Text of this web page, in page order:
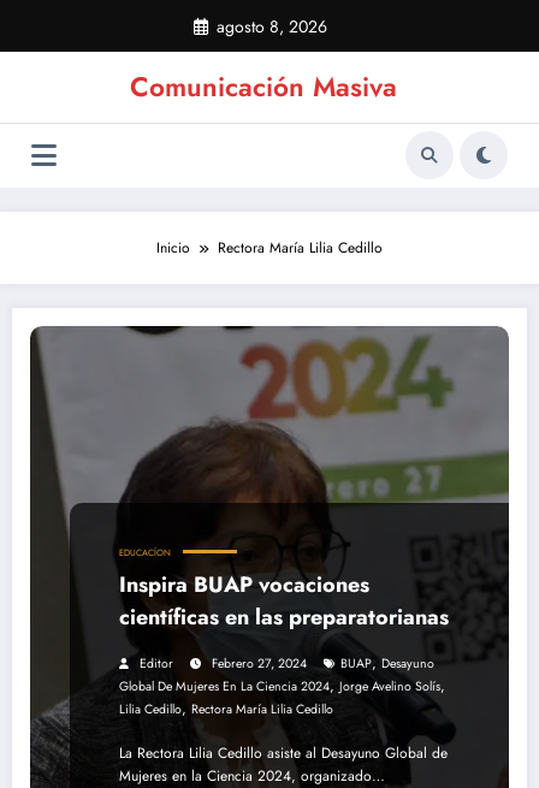
contenido
agosto 8, 2026
Comunicación Masiva
Inicio Rectora María Lilia Cedillo
EDUCACÍON
Inspira BUAP vocaciones
científicas en las preparatorianas
Editor Febrero 27, 2024 BUAP,Desayuno
Global De Mujeres En La Ciencia 2024, Jorge Avelino Solís,
Lilia Cedillo, Rectora María Lilia Cedillo
La Rectora Lilia Cedillo asiste al Desayuno Global de
Mujeres en la Ciencia 2024, organizado…